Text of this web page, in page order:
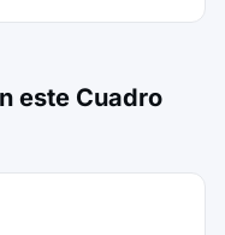
este Cuadro